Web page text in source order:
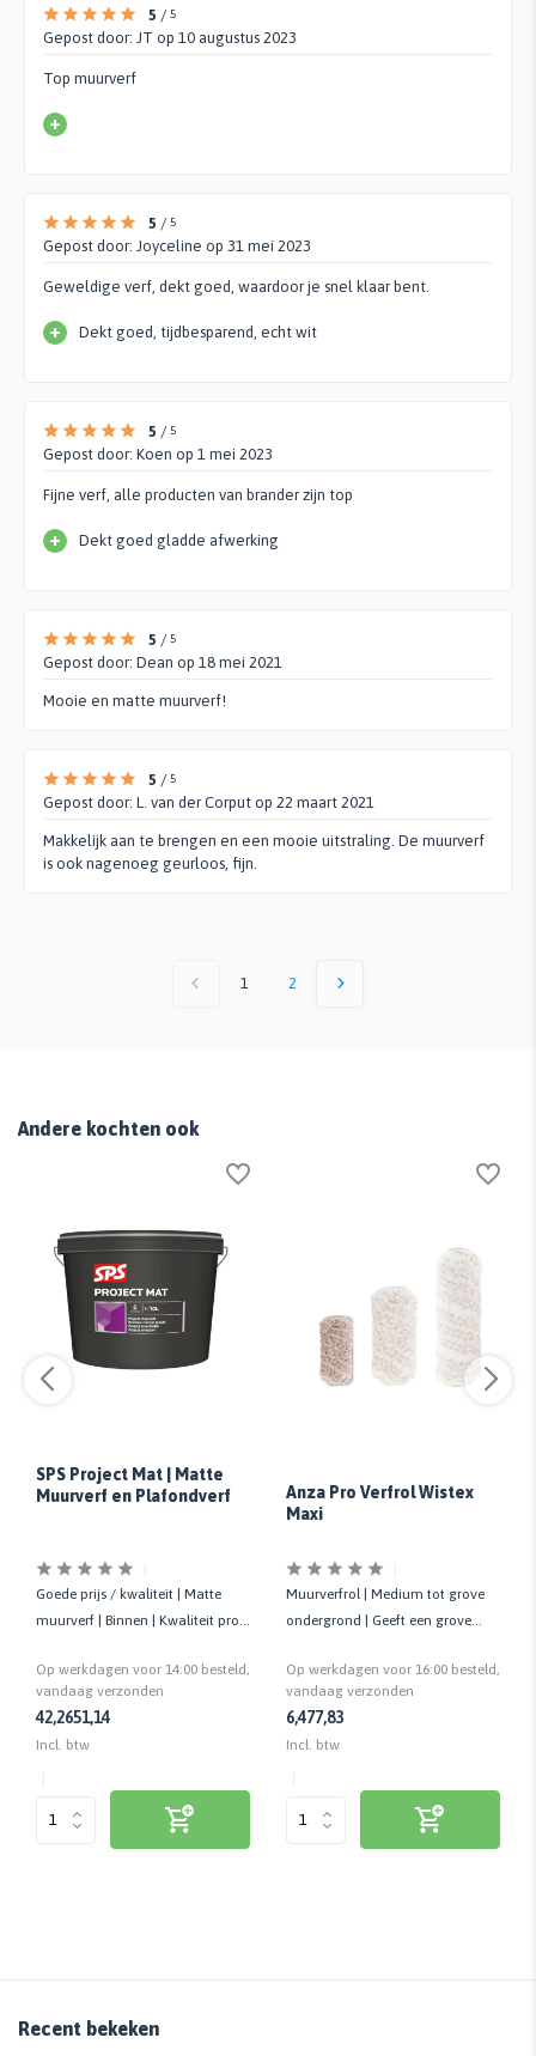
5 / 5
Gepost door: JT op 10 augustus 2023
Top muurverf
+
5 / 5
Gepost door: Joyceline op 31 mei 2023
Geweldige verf, dekt goed, waardoor je snel klaar bent.
+ Dekt goed, tijdbesparend, echt wit
5 / 5
Gepost door: Koen op 1 mei 2023
Fijne verf, alle producten van brander zijn top
+ Dekt goed gladde afwerking
5 / 5
Gepost door: Dean op 18 mei 2021
Mooie en matte muurverf!
5 / 5
Gepost door: L. van der Corput op 22 maart 2021
Makkelijk aan te brengen en een mooie uitstraling. De muurverf
is ook nagenoeg geurloos, fijn.
1 2
Andere kochten ook
SPS Project Mat | Matte
Muurverf en Plafondverf
Goede prijs / kwaliteit | Matte
muurverf | Binnen | Kwaliteit prof.
Op werkdagen voor 14:00 besteld,
vandaag verzonden
42,2651,14
Incl. btw
Anza Pro Verfrol Wistex
Maxi
Muurverfrol | Medium tot grove
ondergrond | Geeft een grove
Op werkdagen voor 16:00 besteld,
vandaag verzonden
6,477,83
Incl. btw
Recent bekeken